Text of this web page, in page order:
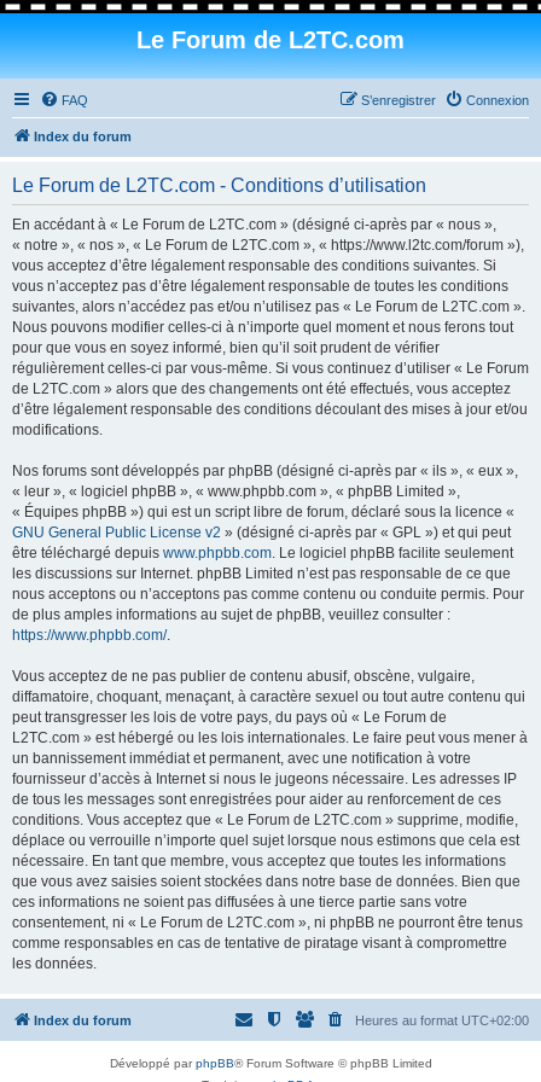
Le Forum de L2TC.com
FAQ Connexion
S’enregistrer
Index du forum
Le Forum de L2TC.com - Conditions d’utilisation
En accédant à « Le Forum de L2TC.com » (désigné ci-après par « nous »,
« notre », « nos », « Le Forum de L2TC.com », « https://www.l2tc.com/forum »),
vous acceptez d’être légalement responsable des conditions suivantes. Si
vous n’acceptez pas d’être légalement responsable de toutes les conditions
suivantes, alors n’accédez pas et/ou n’utilisez pas « Le Forum de L2TC.com ».
Nous pouvons modifier celles-ci à n’importe quel moment et nous ferons tout
pour que vous en soyez informé, bien qu’il soit prudent de vérifier
régulièrement celles-ci par vous-même. Si vous continuez d’utiliser « Le Forum
de L2TC.com » alors que des changements ont été effectués, vous acceptez
d’être légalement responsable des conditions découlant des mises à jour et/ou
modifications.
Nos forums sont développés par phpBB (désigné ci-après par « ils », « eux »,
« leur », « logiciel phpBB », « www.phpbb.com », « phpBB Limited »,
« Équipes phpBB ») qui est un script libre de forum, déclaré sous la licence «
GNU General Public License v2 » (désigné ci-après par « GPL ») et qui peut
être téléchargé depuis www.phpbb.com. Le logiciel phpBB facilite seulement
les discussions sur Internet. phpBB Limited n’est pas responsable de ce que
nous acceptons ou n’acceptons pas comme contenu ou conduite permis. Pour
de plus amples informations au sujet de phpBB, veuillez consulter :
https://www.phpbb.com/.
Vous acceptez de ne pas publier de contenu abusif, obscène, vulgaire,
diffamatoire, choquant, menaçant, à caractère sexuel ou tout autre contenu qui
peut transgresser les lois de votre pays, du pays où « Le Forum de
L2TC.com » est hébergé ou les lois internationales. Le faire peut vous mener à
un bannissement immédiat et permanent, avec une notification à votre
fournisseur d’accès à Internet si nous le jugeons nécessaire. Les adresses IP
de tous les messages sont enregistrées pour aider au renforcement de ces
conditions. Vous acceptez que « Le Forum de L2TC.com » supprime, modifie,
déplace ou verrouille n’importe quel sujet lorsque nous estimons que cela est
nécessaire. En tant que membre, vous acceptez que toutes les informations
que vous avez saisies soient stockées dans notre base de données. Bien que
ces informations ne soient pas diffusées à une tierce partie sans votre
consentement, ni « Le Forum de L2TC.com », ni phpBB ne pourront être tenus
comme responsables en cas de tentative de piratage visant à compromettre
les données.
Index du forum Heures au format UTC+02:00
Développé parphpBB® Forum Software © phpBB Limited